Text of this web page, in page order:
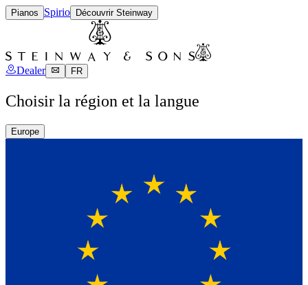
Pianos Spirio Découvrir Steinway
Dealer FR
Choisir la région et la langue
Europe